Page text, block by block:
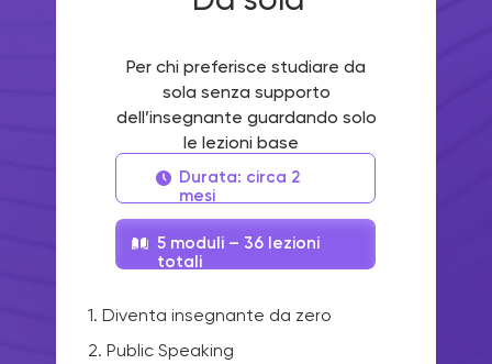
Durata: circa 2
mesi
1. Diventa insegnante da zero
2. Public Speaking
Per chi preferisce studiare da
sola senza supporto
dell’insegnante guardando solo
le lezioni base
5 moduli – 36 lezioni
totali
Scopri esattamente da dove
iniziare e ricevi un regalo 🎁
Fai il quiz in 2 minuti e ottieni il tuo piano personalizzato.
Inizia il quiz